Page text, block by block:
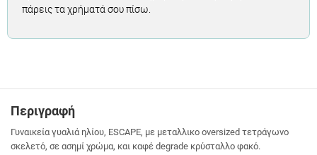
πάρεις τα χρήματά σου πίσω.
Περιγραφή
Γυναικεία γυαλιά ηλίου, ESCAPE, με μεταλλικο oversized τετράγωνο
σκελετό, σε ασημί χρώμα, και καφέ degrade κρύσταλλο φακό.